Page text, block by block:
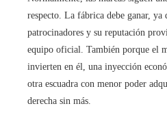
respecto. La fábrica debe ganar, ya
patrocinadores y su reputación
equipo oficial. También porque el
invierten en él, una inyección
otra escuadra con menor poder
derecha sin más.